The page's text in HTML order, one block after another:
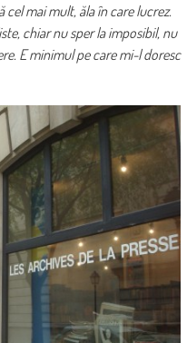
mai mult, ăla în care lucrez.
chiar nu sper la imposibil, nu
E minimul pe care mi-l doresc